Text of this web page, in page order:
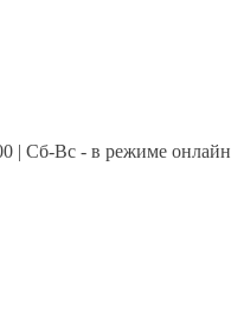
| Сб-Вс - в режиме онлайн